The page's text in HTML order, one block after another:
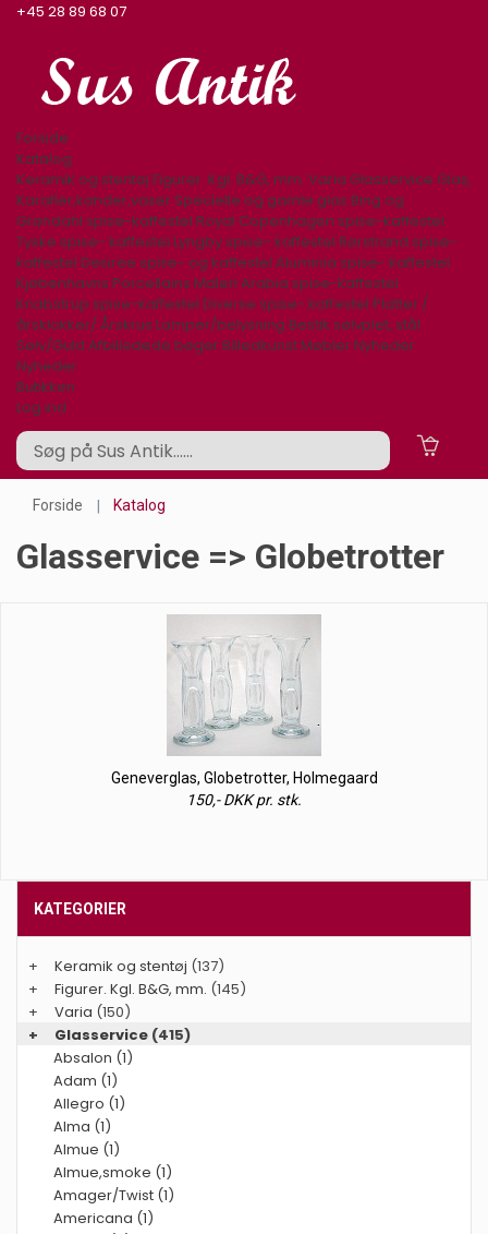
+45 28 89 68 07
Forside
Katalog
Keramik og stentøj Figurer. Kgl. B&G, mm. Varia Glasservice Glas,
Karafler,kander,vaser Specielle og gamle glas Bing og
Grøndahl spise-kaffestel Royal Copenhagen spise-kaffestel
Tyske spise- kaffestel Lyngby spise- kaffestel Rørstrand spise-
kaffestel Desiree spise- og kaffestel Aluminia spise- kaffestel
Kjøbenhavns Porcellains Maleri Arabia spise-kaffestel
Knabstrup spise-kaffestel Diverse spise- kaffestel Platter /
årsklokker/ Årskrus Lamper/belysning Bestik sølvplet, stål
Sølv/Guld Afbilledede bøger Billedkunst Møbler Nyheder
Nyheder
Butikken
Log ind
Forside Katalog
Glasservice => Globetrotter
Geneverglas, Globetrotter, Holmegaard
150,- DKK pr. stk.
KATEGORIER
+ Keramik og stentøj (137)
+
Figurer. Kgl. B&G, mm. (145)
+
Varia (150)
+
Glasservice (415)
Absalon (1)
Adam (1)
Allegro (1)
Alma (1)
Almue (1)
Almue,smoke (1)
Amager/Twist (1)
Americana (1)